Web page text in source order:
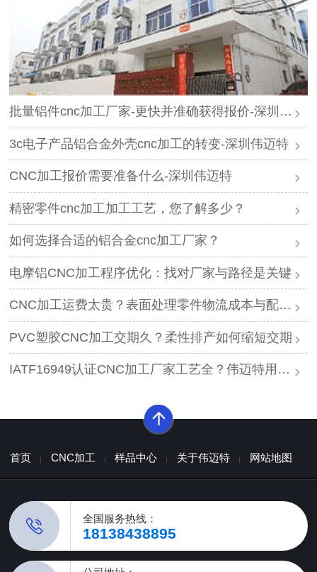
批量铝件cnc加工厂家-更快并准确获得报价-深圳伟迈特
3c电子产品铝合金外壳cnc加工的转变-深圳伟迈特
CNC加工报价需要准备什么-深圳伟迈特
精密零件cnc加工加工工艺，您了解多少？
如何选择合适的铝合金cnc加工厂家？
电摩铝CNC加工程序优化：找对厂家与路径是关键
CNC加工运费太贵？表面处理零件物流成本与配套方案
PVC塑胶CNC加工交期久？柔性排产如何缩短交期
IATF16949认证CNC加工厂家工艺全？伟迈特用硬核设备矩阵和全流程质控，让汽车客户一次选对！
首页 CNC加工 样品中心 关于伟迈特 网站地图
全国服务热线：
18138438895